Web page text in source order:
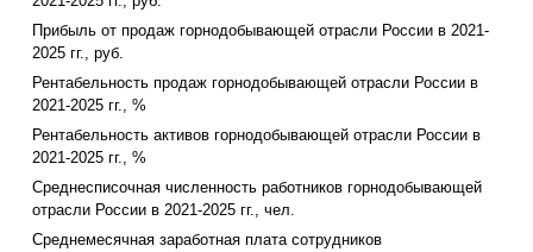
Прибыль от продаж горнодобывающей отрасли России в 2021-
2025 гг., руб.
Рентабельность продаж горнодобывающей отрасли России в
2021-2025 гг., %
Рентабельность активов горнодобывающей отрасли России в
2021-2025 гг., %
Среднесписочная численность работников горнодобывающей
отрасли России в 2021-2025 гг., чел.
Среднемесячная заработная плата сотрудников